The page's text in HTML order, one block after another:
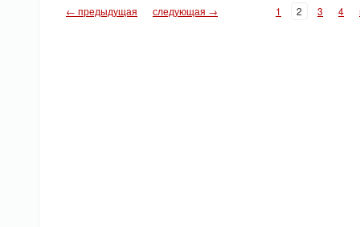
← предыдущая следующая → 1 2 3 4